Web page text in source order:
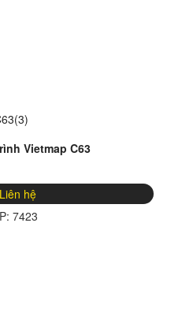
Vietmap C63
Liên hệ
7423